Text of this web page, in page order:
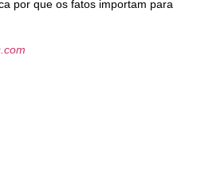
por que os fatos importam para